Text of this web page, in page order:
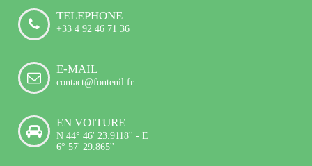
TELEPHONE
+33 4 92 46 71 36
E-MAIL
contact@fontenil.fr
EN VOITURE
N 44° 46' 23.9118'' - E
6° 57' 29.865''